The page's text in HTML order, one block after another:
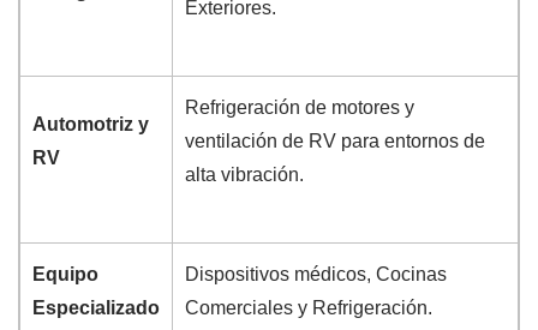
Exteriores.
Automotriz y
RV
Refrigeración de motores y
ventilación de RV para entornos de
alta vibración.
Equipo
Especializado
Dispositivos médicos, Cocinas
Comerciales y Refrigeración.